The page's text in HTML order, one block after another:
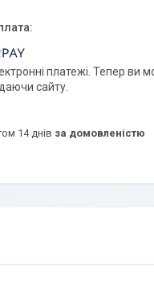
платежі. Тепер ви
сайту.
14 днів за домовленістю